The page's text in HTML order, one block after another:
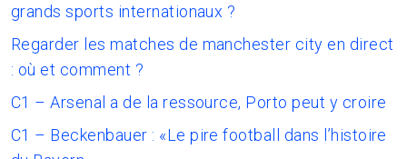
grands sports internationaux ?
Regarder les matches de manchester city en direct
: où et comment ?
C1 – Arsenal a de la ressource, Porto peut y croire
C1 – Beckenbauer : «Le pire football dans l’histoire